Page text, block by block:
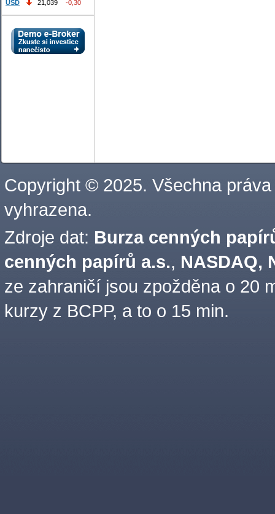
USD
21,039 -0,30
Copyright © 2025. Všechna práva
vyhrazena.
Zdroje dat: Burza cenných
cenných papírů a.s., NASDAQ,
ze zahraničí jsou zpožděna o 20
kurzy z BCPP, a to o 15 min.